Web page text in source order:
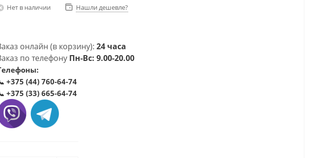
Нет в наличии Нашли дешевле?
онлайн (в корзину): 24 часа
по телефону Пн-Вс: 9.00-20.00
+375 (44) 760-64-74
+375 (33) 665-64-74